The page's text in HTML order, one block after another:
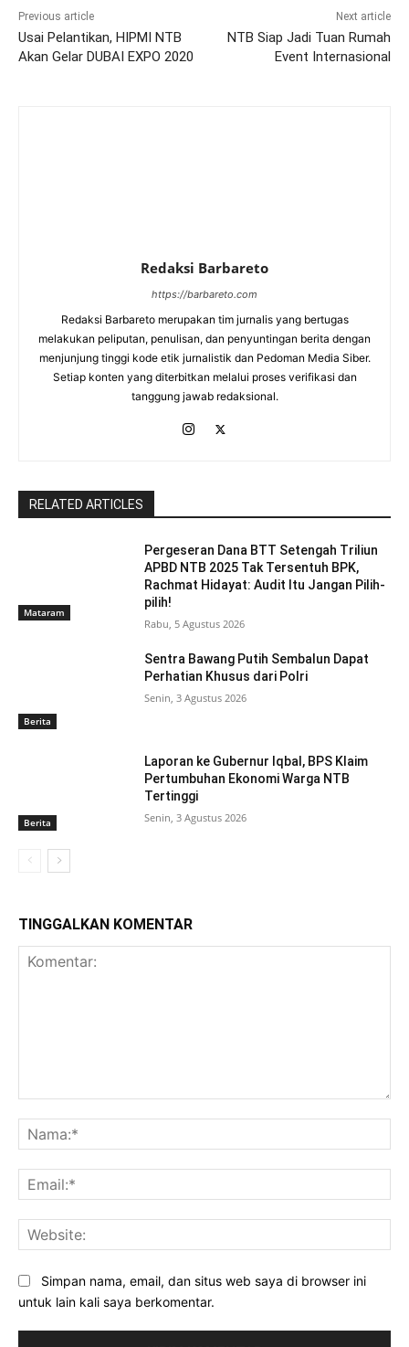
Previous article
Usai Pelantikan, HIPMI NTB
Akan Gelar DUBAI EXPO 2020
Next article
NTB Siap Jadi Tuan Rumah
Event Internasional
Redaksi Barbareto
https://barbareto.com
Redaksi Barbareto merupakan tim jurnalis yang bertugas
melakukan peliputan, penulisan, dan penyuntingan berita dengan
menjunjung tinggi kode etik jurnalistik dan Pedoman Media Siber.
Setiap konten yang diterbitkan melalui proses verifikasi dan
tanggung jawab redaksional.
RELATED ARTICLES
Mataram
Pergeseran Dana BTT Setengah Triliun
APBD NTB 2025 Tak Tersentuh BPK,
Rachmat Hidayat: Audit Itu Jangan Pilih-
pilih!
Rabu, 5 Agustus 2026
Berita
Sentra Bawang Putih Sembalun Dapat
Perhatian Khusus dari Polri
Senin, 3 Agustus 2026
Berita
Laporan ke Gubernur Iqbal, BPS Klaim
Pertumbuhan Ekonomi Warga NTB
Tertinggi
Senin, 3 Agustus 2026
TINGGALKAN KOMENTAR
Simpan nama, email, dan situs web saya di browser ini
untuk lain kali saya berkomentar.